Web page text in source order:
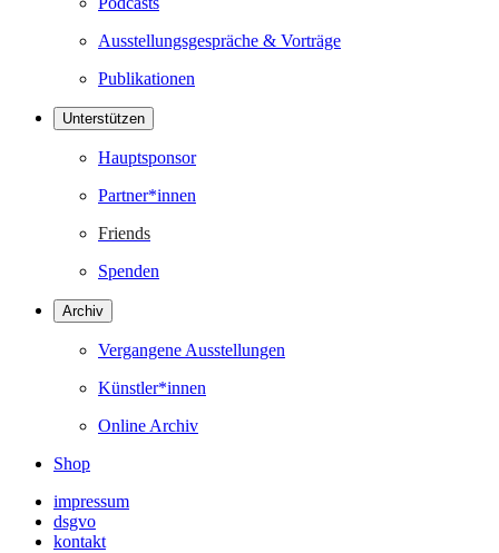
Ausstellungsgespräche & Vorträge
Publikationen
Unterstützen
Hauptsponsor
Partner*innen
Friends
Spenden
Archiv
Vergangene Ausstellungen
Künstler*innen
Online Archiv
Shop
impressum
dsgvo
kontakt